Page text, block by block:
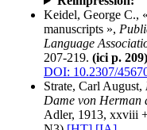
Keidel, George C.,
manuscripts »,
Language
207-219. (ici p. 209)
DOI: 10.2307/
Strate, Carl August,
Dame von Herman
Adler, 1913, xxviii